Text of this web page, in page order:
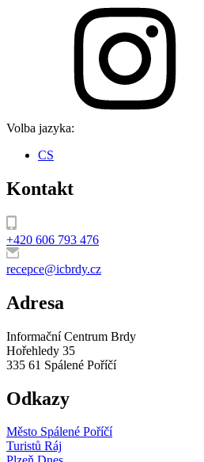
Volba jazyka:
CS
Kontakt
+420 606 793 476
recepce@icbrdy.cz
Adresa
Informační Centrum Brdy
Hořehledy 35
335 61 Spálené Poříčí
Odkazy
Město Spálené Poříčí
Turistů Ráj